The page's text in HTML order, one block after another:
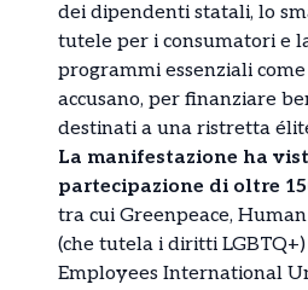
dei dipendenti statali, lo
tutele per i consumatori e
programmi essenziali
accusano, per finanziare
destinati a una ristretta
La manifestazione ha
partecipazione di oltre
tra cui Greenpeace,
(che tutela i diritti
Employees International